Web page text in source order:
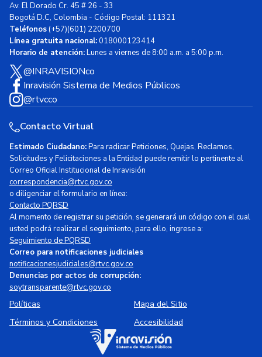
Av. El Dorado Cr. 45 # 26 - 33
Bogotá D.C, Colombia - Código Postal: 111321
Teléfonos(+57)(601) 2200700
Línea gratuita nacional:018000123414
Horario de atención:Lunes a viernes de 8:00 a.m. a 5:00 p.m.
@INRAVISIONco
Inravisión Sistema de Medios Públicos
@rtvcco
Contacto Virtual
Estimado Ciudadano:Para radicar Peticiones, Quejas, Reclamos,
Solicitudes y Felicitaciones a la Entidad puede remitir lo pertinente al
Correo Oficial Institucional de Inravisión
correspondencia@rtvc.gov.co
o diligenciar el formulario en línea:
Contacto PQRSD
Al momento de registrar su petición, se generará un código con el cual
usted podrá realizar el seguimiento, para ello, ingrese a:
Seguimiento de PQRSD
Correo para notificaciones judiciales
notificacionesjudiciales@rtvc.gov.co
Denuncias por actos de corrupción:
soytransparente@rtvc.gov.co
Políticas
Mapa del Sitio
Términos y Condiciones
Accesibilidad